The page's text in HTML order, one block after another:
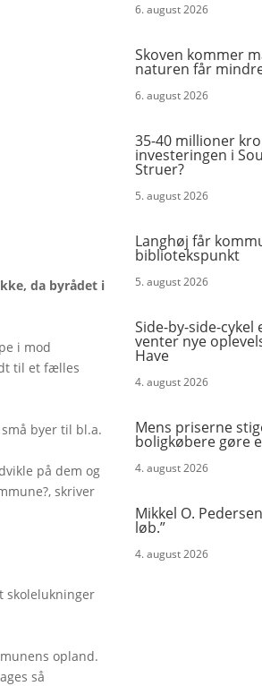
da byrådet i
i mod
til et fælles
byer til bl.a.
på dem og
skriver
skolelukninger
opland.
så
6. august 2026
Skoven kommer
naturen får
6. august 2026
35-40 millioner
investeringen i
Struer?
5. august 2026
Langhøj får
bibliotekspunkt
5. august 2026
Side-by-side-
venter nye
Have
4. august 2026
Mens priserne
boligkøbere gøre
4. august 2026
Mikkel O.
løb.”
4. august 2026